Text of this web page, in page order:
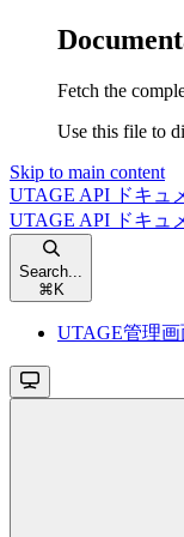
Fetch the
Use this file to
Skip to main content
UTAGE API ドキュ
UTAGE API ドキュ
Search...
⌘ K
UTAGE管理画